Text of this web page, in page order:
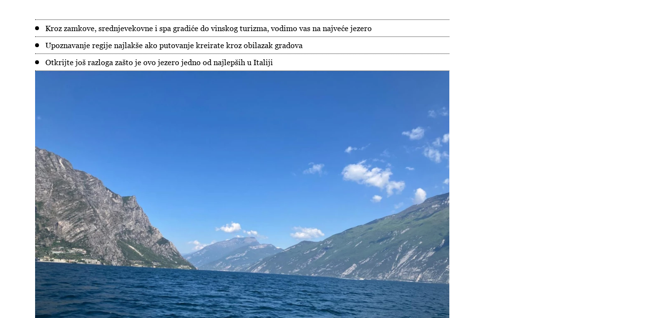
Kroz zamkove, srednjevekovne i spa gradiće do vinskog turizma, vodimo vas na najveće jezero
Upoznavanje regije najlakše ako putovanje kreirate kroz obilazak gradova
Otkrijte još razloga zašto je ovo jezero jedno od najlepših u Italiji